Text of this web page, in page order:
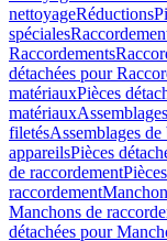
nettoyageRéductions
spéciales
Raccordements
détachées pour
matériauxPièces
matériaux
filetésAssemblages de
appareilsPièces
de raccordement
raccordement
Manchons de
détachées pour